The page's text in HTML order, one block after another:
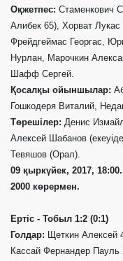
Оқжетпес: Стаменкович
Алибек 65), Хорват Лукас
Фрейдгеймас Георгас,
Нурлан, Марочкин
Шафф Сергей.
Қосалқы ойыншылар:
Гошкодеря Виталий,
Төрешілер: Денис
Алексей Шабанов (
Тевяшов (Орал).
09 қыркүйек, 2017, 18:00.
2000 көрермен.
Ертіс - Тобыл 1:2 (0:1)
Голдар: Щеткин Алексей
Кассай Фернандер Пауль